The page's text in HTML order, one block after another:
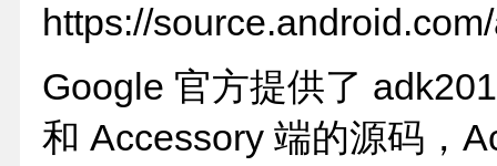
https://
Google 官方提供了
和 Accessory 端的源码，